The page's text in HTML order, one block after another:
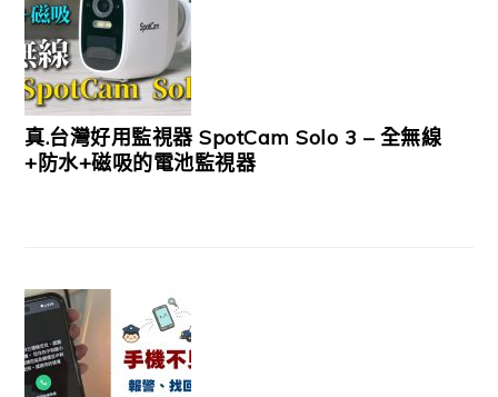
真.台灣好用監視器 SpotCam Solo 3 – 全無線
+防水+磁吸的電池監視器